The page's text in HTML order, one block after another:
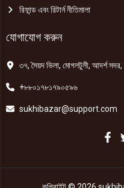
রিফান্ড এবং রিটার্ন নীতিমালা
যোগাযোগ করুন
৩৭, সৈয়দ ভিলা, মোগলটুলী, আদর্শ সদর,
+৮৮০১৭৮১৭৯০৫৯৬
sukhibazar@support.com